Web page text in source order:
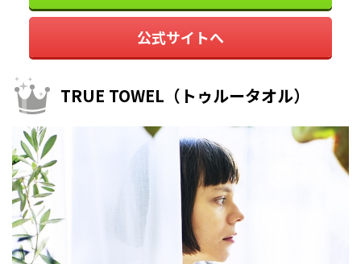
公式サイトへ
TRUE TOWEL（トゥルータオル）